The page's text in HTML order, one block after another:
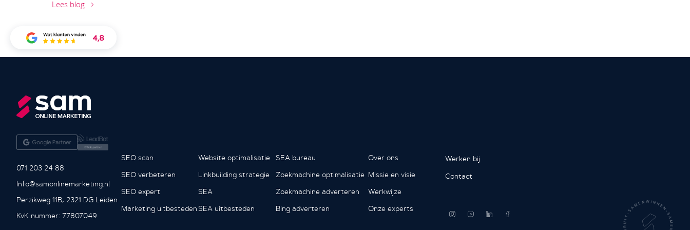
Lees blog
071 203 24 88
Info@samonlinemarketing.nl
Perzikweg 11B, 2321 DG Leiden
KvK nummer: 77807049
SEO scan
SEO verbeteren
SEO expert
Marketing uitbesteden
Website optimalisatie
Linkbuilding strategie
SEA
SEA uitbesteden
SEA bureau
Zoekmachine optimalisatie
Zoekmachine adverteren
Bing adverteren
Over ons
Missie en visie
Werkwijze
Onze experts
Werken bij
Contact